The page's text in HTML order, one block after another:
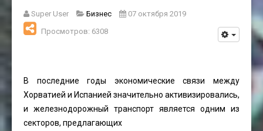
Super User Бизнес
07 октября 2019
Просмотров: 6308
В последние годы экономические связи между
Хорватией и Испанией значительно активизировались,
и железнодорожный транспорт является одним из
секторов, предлагающих